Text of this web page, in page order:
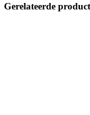
Gerelateerde